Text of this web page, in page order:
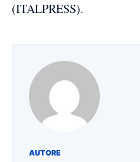
(ITALPRESS).
AUTORE